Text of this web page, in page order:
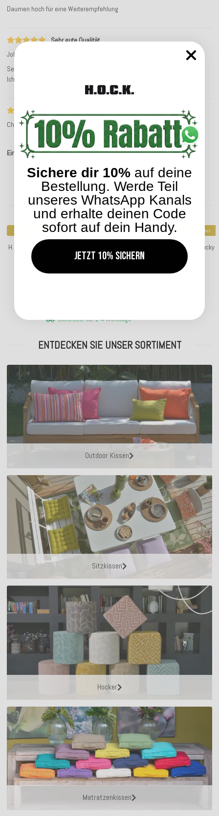
Daumen hoch für eine Weiterempfehlung
Sehr gute Qualität
Johannes M.
Sehr gute Qualität.
Ich bin voll zufrieden.
Christin K.
Service-Bewertung
Einträge insgesamt: 4
Kunden kauften dazu folgende Artikel:
Top bewertet
H.O.C.K. Classic Uni Outdoor Sitzkissen CLOU 50x50x5cm in
verschiedenen Farben
30,99 €
Lieferzeit: ca. 2-4 Werktage
Top bewertet
H.O.C.K.
ENTDECKEN SIE UNSER SORTIMENT
Outdoor Kissen
Sitzkissen
Hocker
Matratzenkissen
Sichere dir 10% auf deine
Bestellung. Werde Teil
unseres WhatsApp Kanals
und erhalte deinen Code
sofort auf dein Handy.
Jetzt 10% sichern